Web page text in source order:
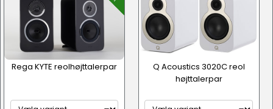
Rega KYTE reolhøjttalerpar
Q Acoustics 3020C reol
højttalerpar